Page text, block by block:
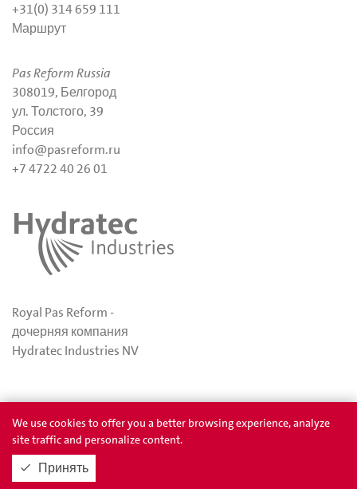
+31(0) 314 659 111
Маршрут
Pas Reform Russia
308019, Белгород
ул. Толстого, 39
Россия
info@pasreform.ru
+7 4722 40 26 01
Royal Pas Reform -
дочерняя компания
Hydratec Industries NV
We use cookies to offer you a better browsing experience, analyze
site traffic and personalize content.
Принять